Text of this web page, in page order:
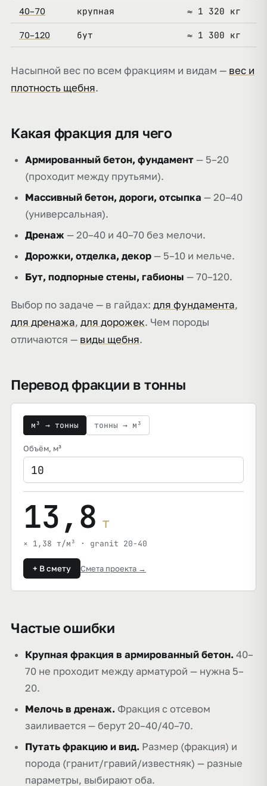
40–70 крупная ≈ 1 320 кг
70–120 бут ≈ 1 300 кг
Насыпной вес по всем фракциям и видам — вес и
плотность щебня.
Какая фракция для чего
Армированный бетон, фундамент — 5–20
(проходит между прутьями).
Массивный бетон, дороги, отсыпка — 20–40
(универсальная).
Дренаж — 20–40 и 40–70 без мелочи.
Дорожки, отделка, декор — 5–10 и мельче.
Бут, подпорные стены, габионы — 70–120.
Выбор по задаче — в гайдах: для фундамента,
для дренажа, для дорожек. Чем породы
отличаются — виды щебня.
Перевод фракции в тонны
м³ → тонны тонны → м³
Объём, м³
13,8 т
× 1,38 т/м³ · granit 20-40
+ В смету Смета проекта →
Частые ошибки
Крупная фракция в армированный бетон. 40–
70 не проходит между арматурой — нужна 5–
20.
Мелочь в дренаж. Фракция с отсевом
заиливается — берут 20–40/40–70.
Путать фракцию и вид. Размер (фракция) и
порода (гранит/гравий/известняк) — разные
параметры, выбирают оба.